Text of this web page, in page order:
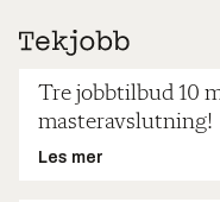
Tre jobbtilbud 10
masteravslutning!
Les mer